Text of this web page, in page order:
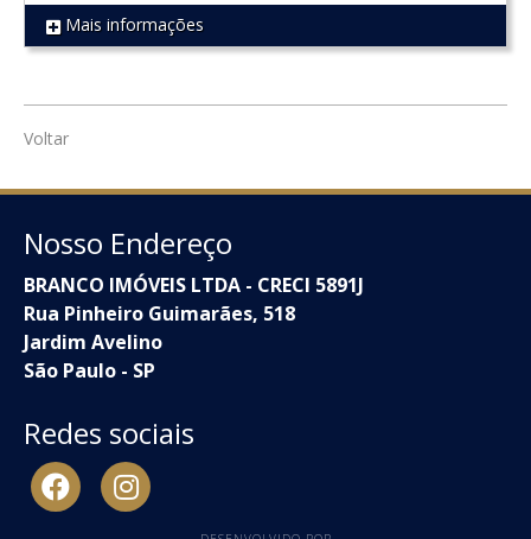
REF 1316
Mais informações
Voltar
Nosso Endereço
BRANCO IMÓVEIS LTDA - CRECI 5891J
Rua Pinheiro Guimarães, 518
Jardim Avelino
São Paulo - SP
Redes sociais